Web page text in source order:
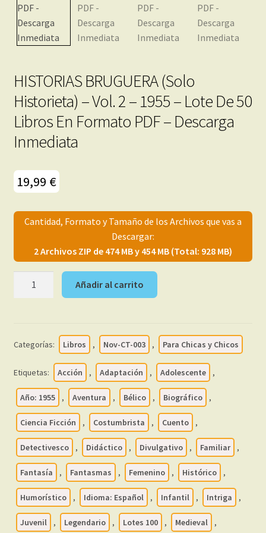
hijo
Mi cuenta
HISTORIAS BRUGUERA (Solo
Historieta) – Vol. 2 – 1955 – Lote De 50
Libros En Formato PDF – Descarga
Inmediata
19,99 €
Cantidad, Formato y Tamaño de los Archivos que vas a
Descargar:
2 Archivos ZIP de 474 MB y 454 MB (Total: 928 MB)
2
1955
–
Lote
De
50
Libros
En
Formato
PDF
Añadir al carrito
Categorías: Libros , Nov-CT-003 , Para Chicas y Chicos
Etiquetas: Acción , Adaptación , Adolescente ,
Año: 1955 , Aventura , Bélico , Biográfico ,
Ciencia Ficción , Costumbrista , Cuento ,
Detectivesco , Didáctico , Divulgativo , Familiar ,
Fantasía , Fantasmas , Femenino , Histórico ,
Humorístico , Idioma: Español , Infantil , Intriga ,
Juvenil , Legendario , Lotes 100 , Medieval ,